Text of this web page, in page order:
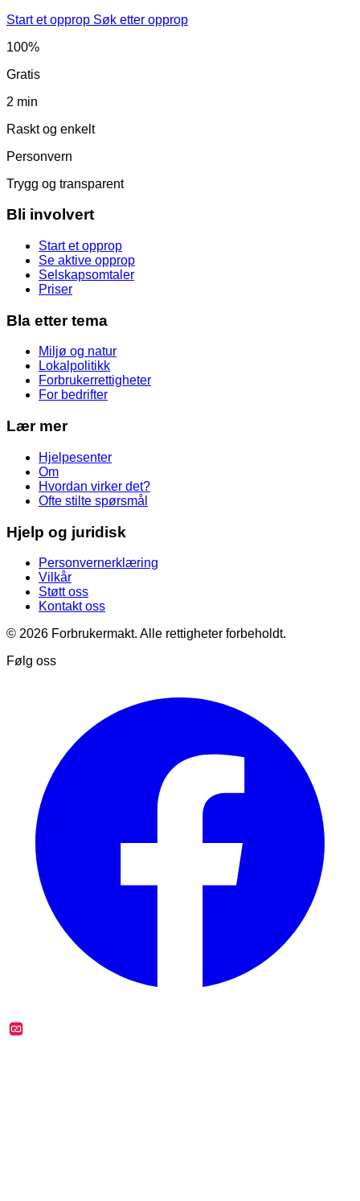
Start et opprop Søk etter opprop
100%
Gratis
2 min
Raskt og enkelt
Personvern
Trygg og transparent
Bli involvert
Start et opprop
Se aktive opprop
Selskapsomtaler
Priser
Bla etter tema
Miljø og natur
Lokalpolitikk
Forbrukerrettigheter
For bedrifter
Lær mer
Hjelpesenter
Om
Hvordan virker det?
Ofte stilte spørsmål
Hjelp og juridisk
Personvernerklæring
Vilkår
Støtt oss
Kontakt oss
© 2026 Forbrukermakt. Alle rettigheter forbeholdt.
Følg oss